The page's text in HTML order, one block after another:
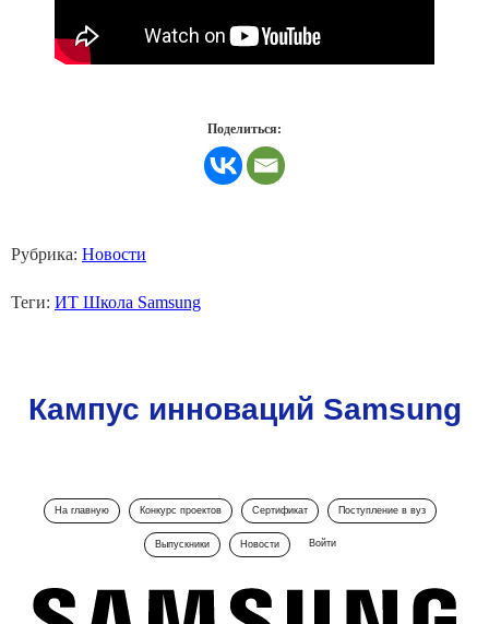
Поделиться:
Рубрика: Новости
Теги: ИТ Школа Samsung
Кампус инноваций Samsung
На главную Конкурс проектов Сертификат Поступление в вуз
Выпускники Новости Войти